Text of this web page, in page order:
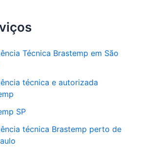
Técnica Brastemp em São
técnica e autorizada
SP
técnica Brastemp perto de